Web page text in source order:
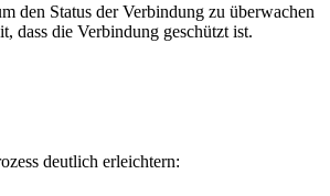
den Status der Verbindung zu überwachen
dass die Verbindung geschützt ist.
deutlich erleichtern: